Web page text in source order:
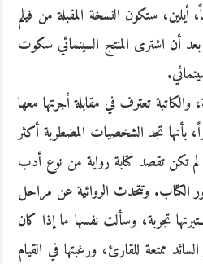
أيلين، ستكون النسخة المقبلة من فيلم
بعد أن اشترى المنتج السينمائي سكوت
والكاتبة تعترف في مقابلة أجرتها معها
بأنها تجد الشخصيات المضطربة أكثر
لم تكن تقصد كتابة رواية من نوع أدب
الكتاب. وتتحدث الروائية عن مراحل
تجربة، وسألت نفسها ما إذا كان
ممتعة للقارئ، ورغبتها في القيام